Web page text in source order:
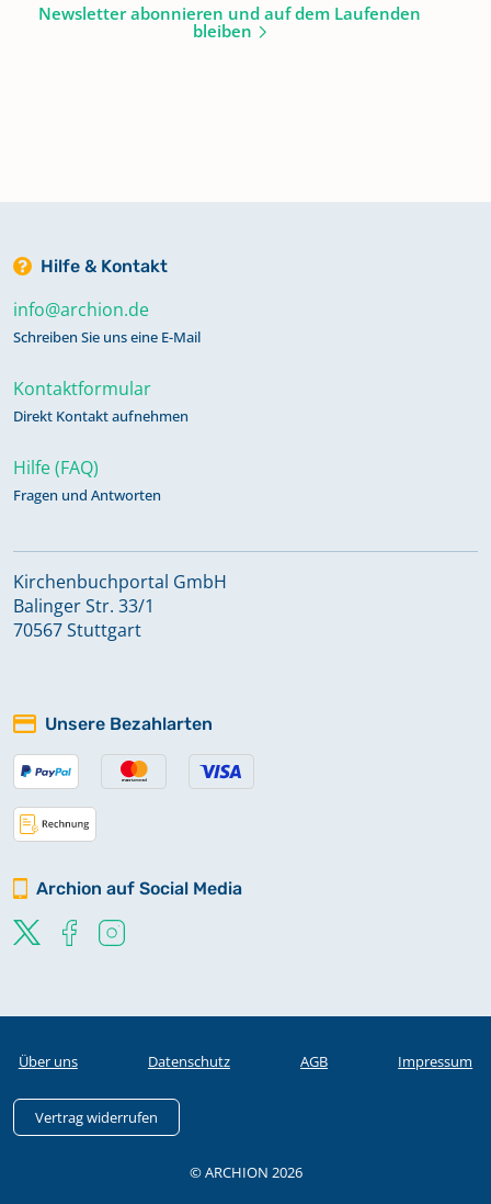
Newsletter abonnieren und auf dem Laufenden
bleiben
Hilfe & Kontakt
info@archion.de
Schreiben Sie uns eine E-Mail
Kontaktformular
Direkt Kontakt aufnehmen
Hilfe (FAQ)
Fragen und Antworten
Kirchenbuchportal GmbH
Balinger Str. 33/1
70567 Stuttgart
Unsere Bezahlarten
Archion auf Social Media
Über uns Datenschutz AGB Impressum
Vertrag widerrufen
© ARCHION 2026